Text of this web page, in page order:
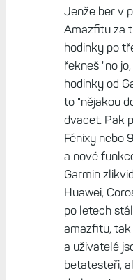
Jenže ber v
Amazfitu za
hodinky po
řekneš "no
hodinky od
to "nějakou
dvacet. Pak
Fénixy nebo
a nové
Garmin
Huawei,
po letech
amazfitu,
a uživatelé
betatesteři,